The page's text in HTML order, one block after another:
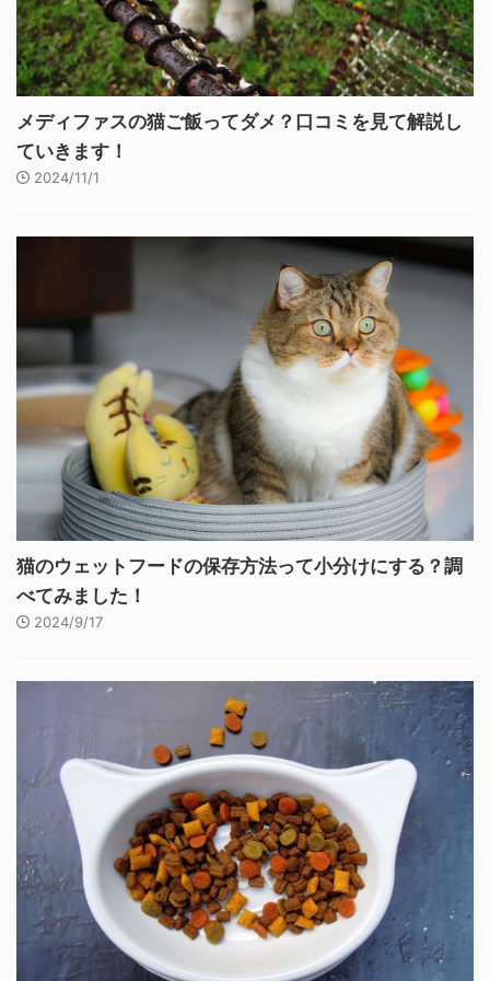
メディファスの猫ご飯ってダメ？口コミを見て解説し
ていきます！
2024/11/1
猫のウェットフードの保存方法って小分けにする？調
べてみました！
2024/9/17